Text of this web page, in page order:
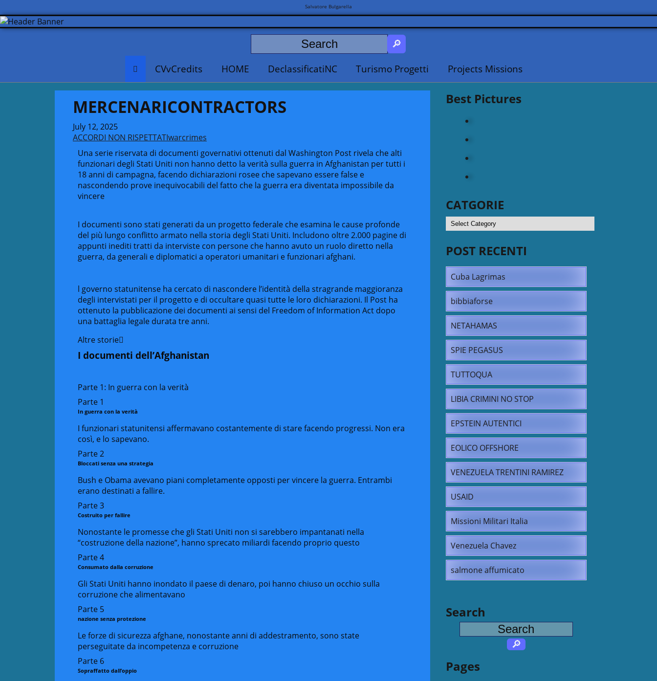
Salvatore Bulgarella
CVvCredits HOME DeclassificatiNC Turismo Progetti Projects Missions
MERCENARICONTRACTORS
July 12, 2025
ACCORDI NON RISPETTATIwarcrimes
Una serie riservata di documenti governativi ottenuti dal Washington Post rivela che alti
funzionari degli Stati Uniti non hanno detto la verità sulla guerra in Afghanistan per tutti i
18 anni di campagna, facendo dichiarazioni rosee che sapevano essere false e
nascondendo prove inequivocabili del fatto che la guerra era diventata impossibile da
vincere
I documenti sono stati generati da un progetto federale che esamina le cause profonde
del più lungo conflitto armato nella storia degli Stati Uniti. Includono oltre 2.000 pagine di
appunti inediti tratti da interviste con persone che hanno avuto un ruolo diretto nella
guerra, da generali e diplomatici a operatori umanitari e funzionari afghani.
l governo statunitense ha cercato di nascondere l’identità della stragrande maggioranza
degli intervistati per il progetto e di occultare quasi tutte le loro dichiarazioni. Il Post ha
ottenuto la pubblicazione dei documenti ai sensi del Freedom of Information Act dopo
una battaglia legale durata tre anni.
Altre storie
I documenti dell’Afghanistan
Parte 1: In guerra con la verità
Parte 1
In guerra con la verità
I funzionari statunitensi affermavano costantemente di stare facendo progressi. Non era
così, e lo sapevano.
Parte 2
Bloccati senza una strategia
Bush e Obama avevano piani completamente opposti per vincere la guerra. Entrambi
erano destinati a fallire.
Parte 3
Costruito per fallire
Nonostante le promesse che gli Stati Uniti non si sarebbero impantanati nella
“costruzione della nazione”, hanno sprecato miliardi facendo proprio questo
Parte 4
Consumato dalla corruzione
Gli Stati Uniti hanno inondato il paese di denaro, poi hanno chiuso un occhio sulla
corruzione che alimentavano
Parte 5
nazione senza protezione
Le forze di sicurezza afghane, nonostante anni di addestramento, sono state
perseguitate da incompetenza e corruzione
Parte 6
Sopraffatto dall’oppio
Best Pictures
CATGORIE
POST RECENTI
Cuba Lagrimas
bibbiaforse
NETAHAMAS
SPIE PEGASUS
TUTTOQUA
LIBIA CRIMINI NO STOP
EPSTEIN AUTENTICI
EOLICO OFFSHORE
VENEZUELA TRENTINI RAMIREZ
USAID
Missioni Militari Italia
Venezuela Chavez
salmone affumicato
Search
Pages